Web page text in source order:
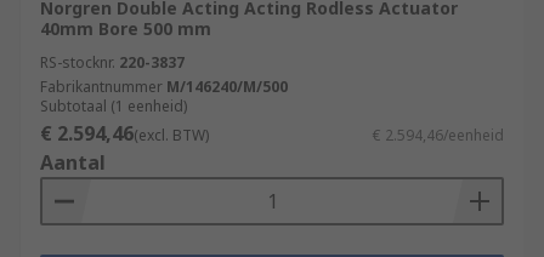
Norgren Double Acting Acting Rodless Actuator
40mm Bore 500 mm
RS-stocknr. 220-3837
Fabrikantnummer M/146240/M/500
Subtotaal (1 eenheid)
€ 2.594,46(excl. BTW) € 2.594,46/eenheid
Aantal